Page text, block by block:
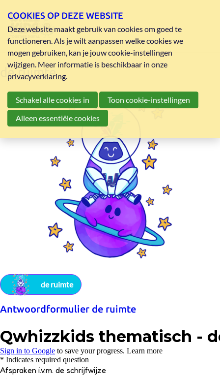
de ruimte
de ruimte
Antwoordformulier de ruimte
COOKIES OP DEZE WEBSITE
Deze website maakt gebruik van cookies om goed te
functioneren. Als je wilt aanpassen welke cookies we
mogen gebruiken, kan je jouw cookie-instellingen
wijzigen. Meer informatie is beschikbaar in onze
privacyverklaring.
Schakel alle cookies in
Toon cookie-instellingen
Alleen essentiële cookies